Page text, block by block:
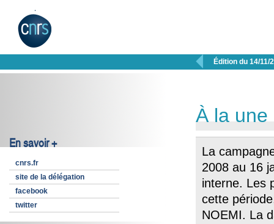
 Édition du 14/11/
En savoir +
cnrs.fr
site de la délégation
facebook
twitter
À la une
La
2008 au 16
interne. Les
cette
NOEMI. La